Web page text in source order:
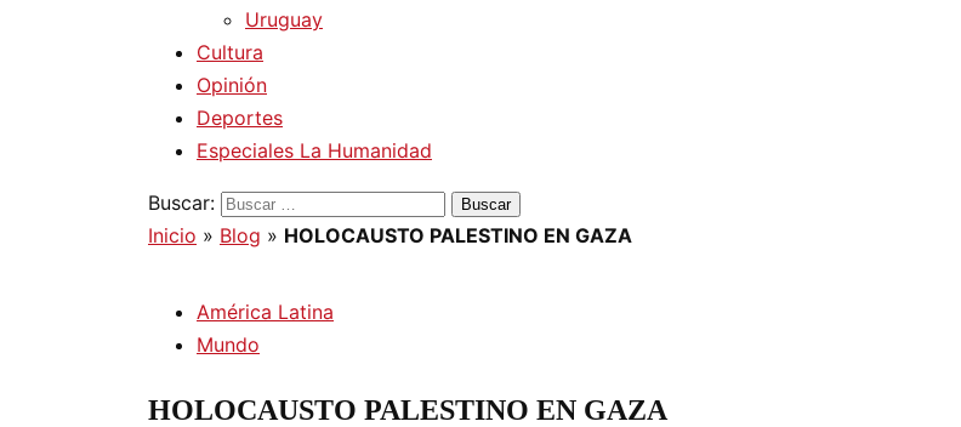
Uruguay
Cultura
Opinión
Deportes
Especiales La Humanidad
Buscar:
Inicio » Blog » HOLOCAUSTO PALESTINO EN GAZA
América Latina
Mundo
HOLOCAUSTO PALESTINO EN GAZA